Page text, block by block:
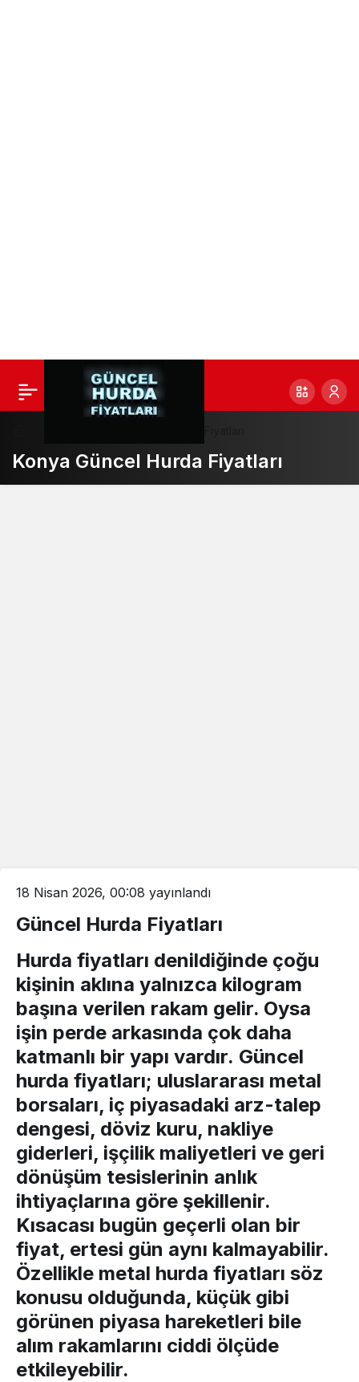
Konya Güncel Hurda Fiyatları
18 Nisan 2026, 00:08 yayınlandı
Güncel Hurda Fiyatları
Hurda fiyatları denildiğinde çoğu
kişinin aklına yalnızca kilogram
başına verilen rakam gelir. Oysa
işin perde arkasında çok daha
katmanlı bir yapı vardır. Güncel
hurda fiyatları; uluslararası metal
borsaları, iç piyasadaki arz-talep
dengesi, döviz kuru, nakliye
giderleri, işçilik maliyetleri ve geri
dönüşüm tesislerinin anlık
ihtiyaçlarına göre şekillenir.
Kısacası bugün geçerli olan bir
fiyat, ertesi gün aynı kalmayabilir.
Özellikle metal hurda fiyatları söz
konusu olduğunda, küçük gibi
görünen piyasa hareketleri bile
alım rakamlarını ciddi ölçüde
etkileyebilir.